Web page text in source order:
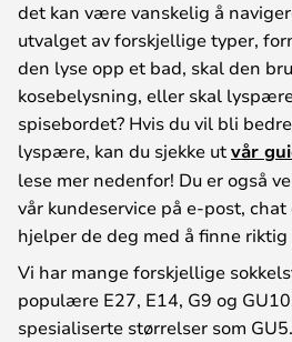
det kan være vanskelig å
utvalget av forskjellige typer,
den lyse opp et bad, skal den
kosebelysning, eller skal
spisebordet? Hvis du vil bli
lyspære, kan du sjekke utvår
lese mer nedenfor! Du er også
vår kundeservice på e-post,
hjelper de deg med å finne
Vi har mange forskjellige
populære E27, E14, G9 og
spesialiserte størrelser som